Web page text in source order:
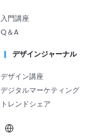
入門講座
Q＆A
デザインジャーナル
デザイン講座
デジタルマーケティング
トレンドシェア